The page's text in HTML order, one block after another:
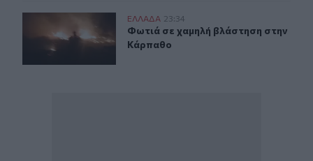
Φωτιά σε χαμηλή βλάστηση στην Κάρπαθο
ΕΛΛAΔΑ 23:34
Φωτιά σε χαμηλή βλάστηση στην
Φωτιά σε χαμηλή βλάστηση στην
Κάρπαθο